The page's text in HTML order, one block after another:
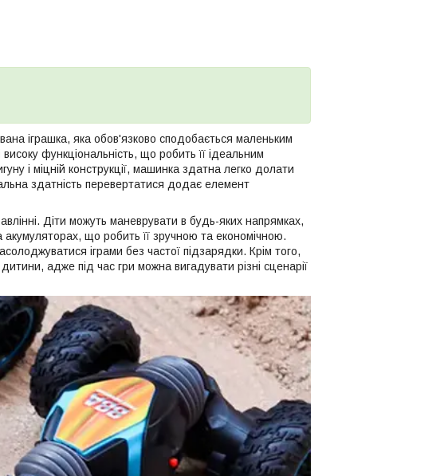
іграшка, яка обов'язково сподобається маленьким
функціональність, що робить її ідеальним
і міцній конструкції, машинка здатна легко долати
здатність перевертатися додає елемент
Діти можуть маневрувати в будь-яких напрямках,
що робить її зручною та економічною.
іграми без частої підзарядки. Крім того,
адже під час гри можна вигадувати різні сценарії